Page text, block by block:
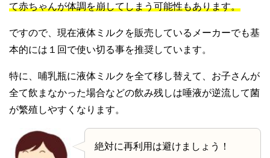
て赤ちゃんが体調を崩してしまう可能性もあります。
ですので、現在液体ミルクを販売しているメーカーでも基
本的には１回で使い切る事を推奨しています。
特に、哺乳瓶に液体ミルクを全て移し替えて、お子さんが
全て飲まなかった場合などの飲み残しは唾液が逆流して菌
が繁殖しやすくなります。
絶対に再利用は避けましょう！